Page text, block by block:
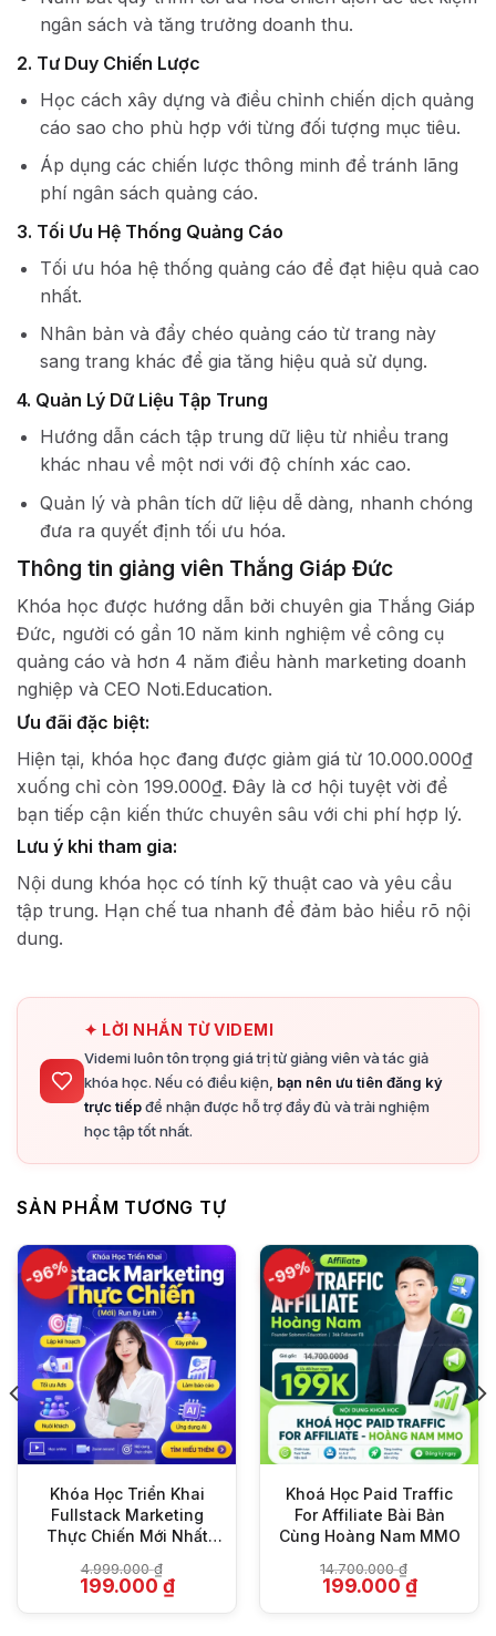
ngân sách và tăng trưởng doanh thu.
2. Tư Duy Chiến Lược
Học cách xây dựng và điều chỉnh chiến dịch quảng
cáo sao cho phù hợp với từng đối tượng mục tiêu.
Áp dụng các chiến lược thông minh để tránh lãng
phí ngân sách quảng cáo.
3. Tối Ưu Hệ Thống Quảng Cáo
Tối ưu hóa hệ thống quảng cáo để đạt hiệu quả cao
nhất.
Nhân bản và đẩy chéo quảng cáo từ trang này
sang trang khác để gia tăng hiệu quả sử dụng.
4. Quản Lý Dữ Liệu Tập Trung
Hướng dẫn cách tập trung dữ liệu từ nhiều trang
khác nhau về một nơi với độ chính xác cao.
Quản lý và phân tích dữ liệu dễ dàng, nhanh chóng
đưa ra quyết định tối ưu hóa.
Thông tin giảng viên Thắng Giáp Đức
Khóa học được hướng dẫn bởi chuyên gia Thắng Giáp
Đức, người có gần 10 năm kinh nghiệm về công cụ
quảng cáo và hơn 4 năm điều hành marketing doanh
nghiệp và CEO Noti.Education.
Ưu đãi đặc biệt:
Hiện tại, khóa học đang được giảm giá từ 10.000.000₫
xuống chỉ còn 199.000₫. Đây là cơ hội tuyệt vời để
bạn tiếp cận kiến thức chuyên sâu với chi phí hợp lý.​
Lưu ý khi tham gia:
Nội dung khóa học có tính kỹ thuật cao và yêu cầu
tập trung. Hạn chế tua nhanh để đảm bảo hiểu rõ nội
dung.
✦ LỜI NHẮN TỪ VIDEMI
Videmi luôn tôn trọng giá trị từ giảng viên và tác giả
khóa học. Nếu có điều kiện, bạn nên ưu tiên đăng ký
trực tiếpđể nhận được hỗ trợ đầy đủ và trải nghiệm
học tập tốt nhất.
SẢN PHẨM TƯƠNG TỰ
-96%
Khóa Học Triển Khai
Fullstack Marketing
Thực Chiến Mới Nhất
4.999.000₫
Giá
gốc
199.000 ₫Giá
hiện
-99%
Khoá Học Paid Traffic
For Affiliate Bài Bản
Cùng Hoàng Nam MMO
14.700.000₫
Giá
gốc
199.000 ₫Giá
hiện